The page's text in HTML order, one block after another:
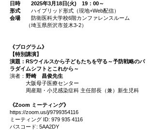
日時
2025年3月18日(火) 19：00～
形式
ハイブリッド形式（現地+Web配信）
会場 防衛医科大学校6階カンファレンスルーム
（埼玉県所沢市並木3-2）
《プログラム》
【特別講演】
演題：RSウイルスから子どもたちを守る～予防戦略のパ
ラダイムシフトとこれから～
演者： 野崎 昌俊先生
大阪母子医療センター
周産期・小児感染症科 主任部長（兼）新生児科
《Zoom ミーティング》
https://zoom.us/j/9799354116
ミーティング ID: 979 935 4116
パスコード: 5AA2DY